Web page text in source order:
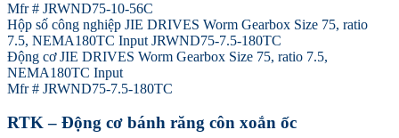
Mfr # JRWND75-10-56C
Hộp số công nghiệp JIE DRIVES Worm Gearbox Size 75, ratio
7.5, NEMA180TC Input JRWND75-7.5-180TC
Động cơ JIE DRIVES Worm Gearbox Size 75, ratio 7.5,
NEMA180TC Input
Mfr # JRWND75-7.5-180TC
RTK – Động cơ bánh răng côn xoắn ốc